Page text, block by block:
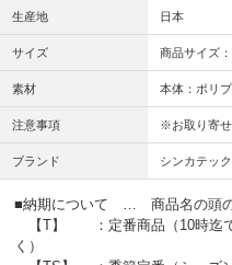
生産地 日本
サイズ 商品サイズ
素材 本体：ポリ
注意事項 ※お取り寄せ
ブランド シンカテック
■納期について … 商品名の頭の
【T】 ：定番商品（10時迄
く）